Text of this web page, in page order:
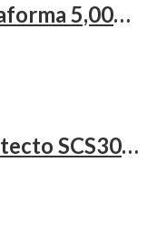
Bascula Ganadera de plataforma 5,000 Lbs.
Balanza Solar Cardinal Detecto SCS30 30 lbs x 0.01